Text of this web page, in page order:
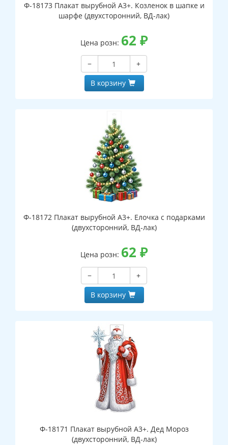
Ф-18173 Плакат вырубной А3+. Козленок в шапке и
шарфе (двухсторонний, ВД-лак)
Цена розн: 62 ₽
−
+
В корзину
Ф-18172 Плакат вырубной А3+. Елочка с подарками
(двухсторонний, ВД-лак)
Цена розн: 62 ₽
−
+
В корзину
Ф-18171 Плакат вырубной А3+. Дед Мороз
(двухсторонний, ВД-лак)